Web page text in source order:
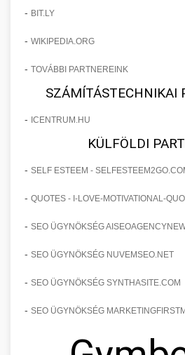
- BIT.LY
- WIKIPEDIA.ORG
- TOVÁBBI PARTNEREINK
SZÁMÍTÁSTECHNIKAI
- ICENTRUM.HU
KÜLFÖLDI
- SELF ESTEEM -
- QUOTES - I-LOVE-MOTIVATIONAL-
- SEO ÜGYNÖKSÉG
- SEO ÜGYNÖKSÉG NUVEMSEO.NET
- SEO ÜGYNÖKSÉG SYNTHASITE.COM
- SEO ÜGYNÖKSÉG